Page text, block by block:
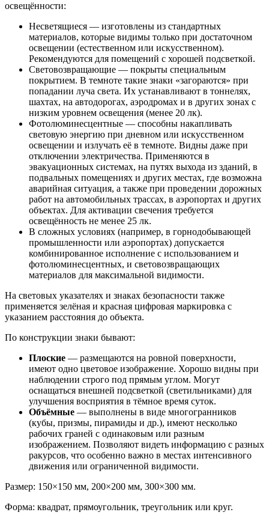
освещённости:
Несветящиеся — изготовлены из стандартных
материалов, которые видимы только при достаточном
освещении (естественном или искусственном).
Рекомендуются для помещений с хорошей подсветкой.
Световозвращающие — покрыты специальным
покрытием. В темноте такие знаки «загораются» при
попадании луча света. Их устанавливают в тоннелях,
шахтах, на автодорогах, аэродромах и в других зонах с
низким уровнем освещения (менее 20 лк).
Фотолюминесцентные — способны накапливать
световую энергию при дневном или искусственном
освещении и излучать её в темноте. Видны даже при
отключении электричества. Применяются в
эвакуационных системах, на путях выхода из зданий, в
подвальных помещениях и других местах, где возможна
аварийная ситуация, а также при проведении дорожных
работ на автомобильных трассах, в аэропортах и других
объектах. Для активации свечения требуется
освещённость не менее 25 лк.
В сложных условиях (например, в горнодобывающей
промышленности или аэропортах) допускается
комбинированное исполнение с использованием и
фотолюминесцентных, и световозвращающих
материалов для максимальной видимости.
На световых указателях и знаках безопасности также
применяется зелёная и красная цифровая маркировка с
указанием расстояния до объекта.
По конструкции знаки бывают:
Плоские — размещаются на ровной поверхности,
имеют одно цветовое изображение. Хорошо видны при
наблюдении строго под прямым углом. Могут
оснащаться внешней подсветкой (светильниками) для
улучшения восприятия в тёмное время суток.
Объёмные — выполнены в виде многогранников
(кубы, призмы, пирамиды и др.), имеют несколько
рабочих граней с одинаковым или разным
изображением. Позволяют видеть информацию с разных
ракурсов, что особенно важно в местах интенсивного
движения или ограниченной видимости.
Размер: 150×150 мм, 200×200 мм, 300×300 мм.
Форма: квадрат, прямоугольник, треугольник или круг.